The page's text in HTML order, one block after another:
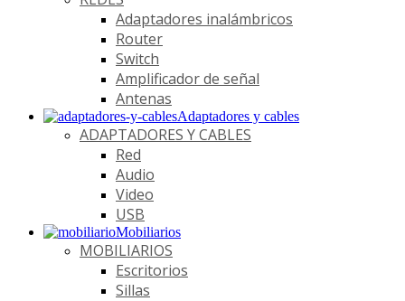
Adaptadores inalámbricos
Router
Switch
Amplificador de señal
Antenas
Adaptadores y cables
ADAPTADORES Y CABLES
Red
Audio
Video
USB
Mobiliarios
MOBILIARIOS
Escritorios
Sillas